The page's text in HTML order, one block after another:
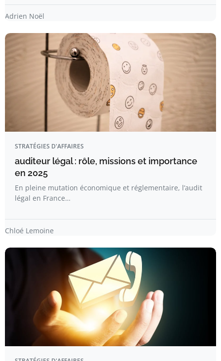
Adrien Noël
STRATÉGIES D'AFFAIRES
auditeur légal : rôle, missions et importance
en 2025
En pleine mutation économique et réglementaire, l’audit
légal en France…
Chloé Lemoine